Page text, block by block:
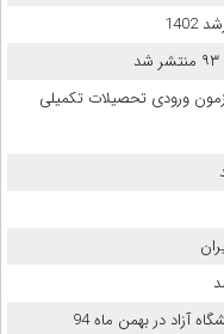
ورودی‌ تحصیلات‌ تکمیلی‌
آزاد در بهمن ماه 94